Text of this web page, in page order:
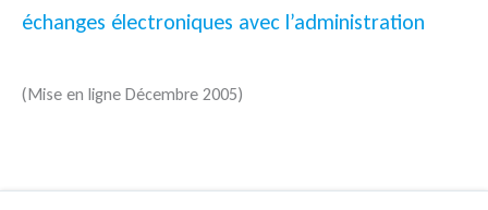
échanges électroniques avec l’administration
(Mise en ligne Décembre 2005)